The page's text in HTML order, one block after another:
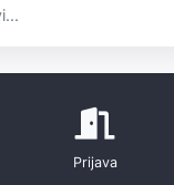
Prijava